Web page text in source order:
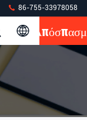
86-755-33978058